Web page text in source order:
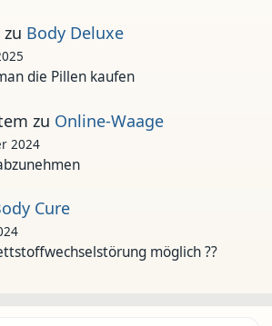
zu Body Deluxe
die Pillen kaufen
zu Online-Waage
2024
Cure
möglich ??